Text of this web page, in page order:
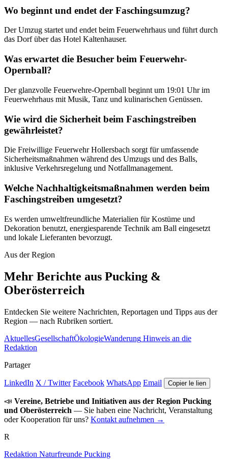
Wo beginnt und endet der Faschingsumzug?
Der Umzug startet und endet beim Feuerwehrhaus und führt durch
das Dorf über das Hotel Kaltenhauser.
Was erwartet die Besucher beim Feuerwehr-
Opernball?
Der glanzvolle Feuerwehre-Opernball beginnt um 19:01 Uhr im
Feuerwehrhaus mit Musik, Tanz und kulinarischen Genüssen.
Wie wird die Sicherheit beim Faschingstreiben
gewährleistet?
Die Freiwillige Feuerwehr Hollersbach sorgt für umfassende
Sicherheitsmaßnahmen während des Umzugs und des Balls,
inklusive Verkehrsregelung und Notfallmanagement.
Welche Nachhaltigkeitsmaßnahmen werden beim
Faschingstreiben umgesetzt?
Es werden umweltfreundliche Materialien für Kostüme und
Dekoration benutzt, energiesparende Technik am Ball eingesetzt
und lokale Lieferanten bevorzugt.
Aus der Region
Mehr Berichte aus Pucking &
Oberösterreich
Entdecken Sie weitere Nachrichten, Reportagen und Tipps aus der
Region — nach Rubriken sortiert.
AktuellesGesellschaftÖkologieWanderung Hinweis an die
Redaktion
Partager
LinkedIn X / Twitter Facebook WhatsApp Email Copier le lien
📣 Vereine, Betriebe und Initiativen aus der Region Pucking
und Oberösterreich — Sie haben eine Nachricht, Veranstaltung
oder Kooperation für uns? Kontakt aufnehmen →
R
Redaktion Naturfreunde Pucking